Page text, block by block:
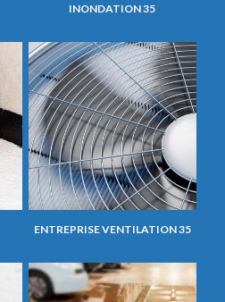
INONDATION 35
ENTREPRISE VENTILATION 35